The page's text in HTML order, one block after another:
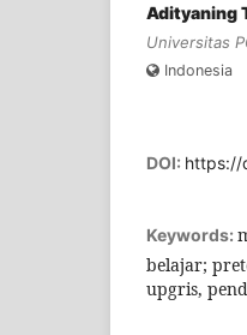
Adityaning
Universitas
Indonesia
DOI: https://
Keywords:
belajar;
upgris,